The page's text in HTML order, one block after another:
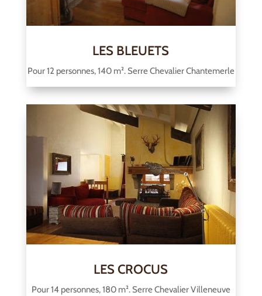
LES BLEUETS
Pour 12 personnes, 140 m². Serre Chevalier Chantemerle
LES CROCUS
Pour 14 personnes, 180 m². Serre Chevalier Villeneuve